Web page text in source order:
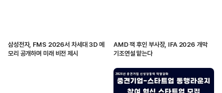
삼성전자, FMS 2026서 차세대 3D 메
모리 공개하며 미래 비전 제시
AMD 잭 후인 부사장, IFA 2026 개막
기조연설 맡는다